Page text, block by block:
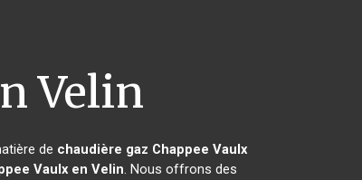
Velin
de chaudière gaz Chappee Vaulx
Vaulx en Velin. Nous offrons des